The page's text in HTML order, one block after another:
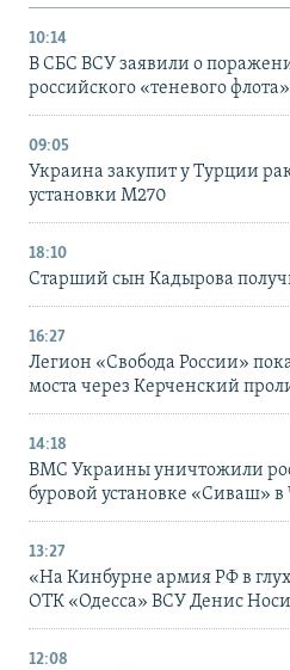
10:14
В СБС ВСУ заявили о
российского «теневого
09:05
Украина закупит у Турции
установки M270
18:10
Старший сын Кадырова
16:27
Легион «Свобода России»
моста через Керченский
14:18
ВМС Украины уничтожили
буровой установке «Сиваш»
13:27
«На Кинбурне армия РФ в
ОТК «Одесса» ВСУ Денис
12:08